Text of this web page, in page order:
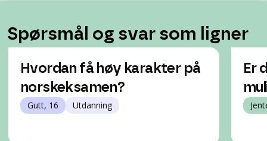
Spørsmål og svar som ligner
Hvordan få høy karakter på
norskeksamen?
Gutt, 16 Utdanning
Er